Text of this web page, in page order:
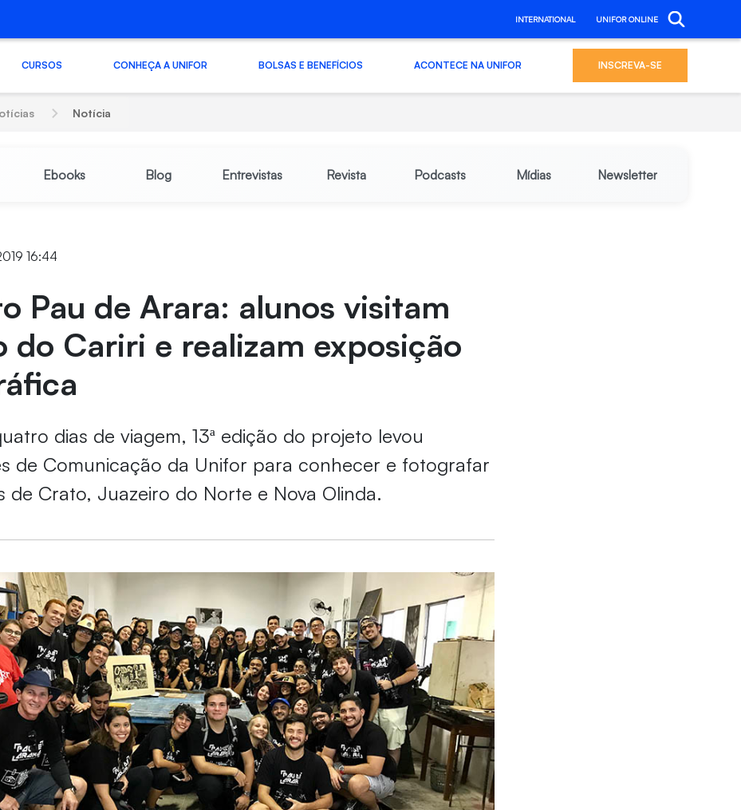
INTERNATIONAL UNIFOR ONLINE
CURSOS CONHEÇA A UNIFOR BOLSAS E BENEFÍCIOS ACONTECE NA UNIFOR INSCREVA-SE
Notícia
Ebooks Blog Entrevistas Revista Podcasts Mídias Newsletter
16:44
Pau de Arara: alunos visitam
do Cariri e realizam exposição
dias de viagem, 13ª edição do projeto levou
de Comunicação da Unifor para conhecer e fotografar
de Crato, Juazeiro do Norte e Nova Olinda.